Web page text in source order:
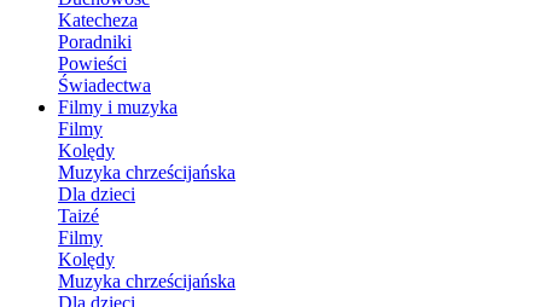
Katecheza
Poradniki
Powieści
Świadectwa
Filmy i muzyka
Filmy
Kolędy
Muzyka chrześcijańska
Dla dzieci
Taizé
Filmy
Kolędy
Muzyka chrześcijańska
Dla dzieci